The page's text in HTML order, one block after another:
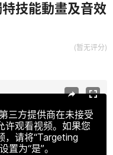
技能動畫及音效
(暂无评分)
三方提供商在未接受
许观看视频。如果您
，请将“Targeting
为“是”。